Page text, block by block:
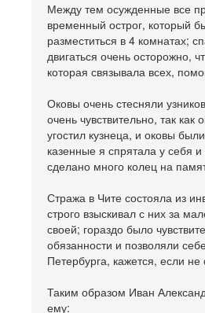
Между тем осужденные все
временный острог, который
разместиться в 4 комнатах;
двигаться очень осторожно,
которая связывала всех,
Оковы очень стесняли
очень чувствительно, так
угостил кузнеца, и оковы
казенные я спрятала у себя
сделано много колец на
Стража в Чите состояла из
строго взыскивал с них за
своей; гораздо было
обязанности и позволяли
Петербурга, кажется, если
Таким образом Иван
ему: